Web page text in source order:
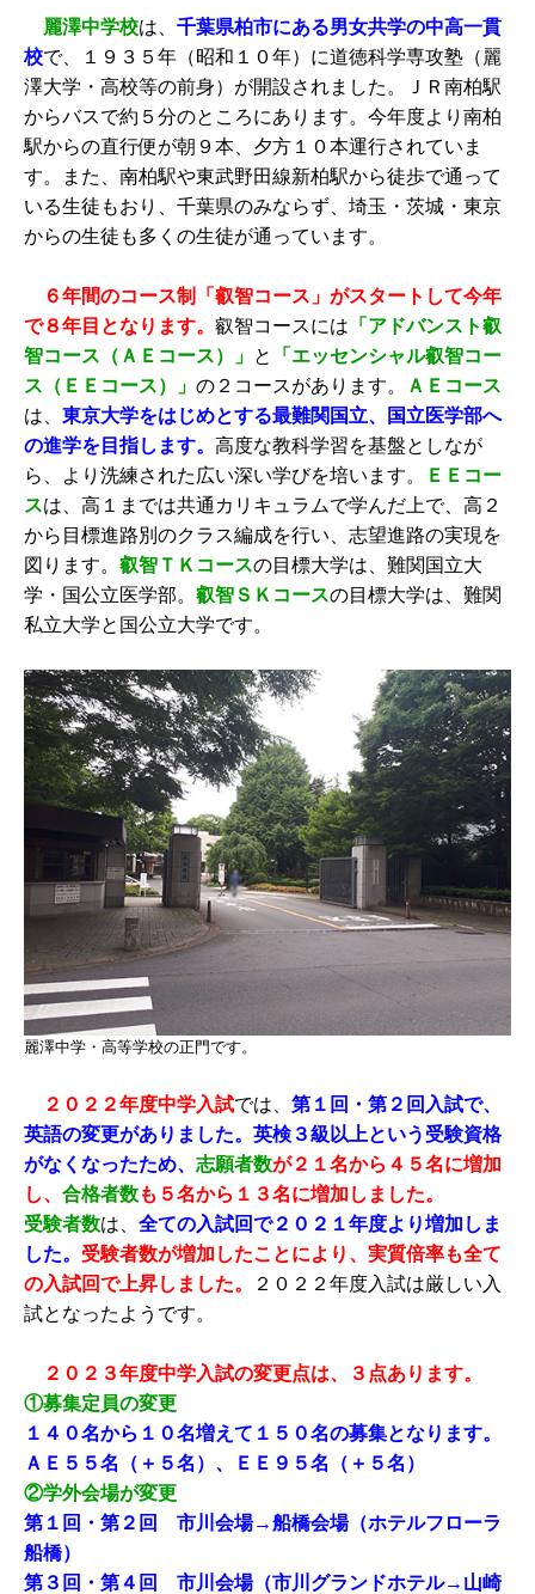
麗澤中学校は、 千葉県柏市にある男女共学の中高一貫
校で、１９３５年（昭和１０年）に道徳科学専攻塾（麗
澤大学・高校等の前身）が開設されました。ＪＲ南柏駅
からバスで約５分のところにあります。今年度より南柏
駅からの直行便が朝９本、夕方１０本運行されていま
す。また、南柏駅や東武野田線新柏駅から徒歩で通って
いる生徒もおり、千葉県のみならず、埼玉・茨城・東京
からの生徒も多くの生徒が通っています。
６年間のコース制「叡智コース」がスタートして今年
で８年目となります。 叡智コースには 「アドバンスト叡
智コース（ＡＥコース）」 と
「エッセンシャル叡智コー
ス（ＥＥコース）」 の２コースがあります。
ＡＥコース
は、 東京大学をはじめとする最難関国立、国立医学部へ
の進学を目指します。 高度な教科学習を基盤としなが
ら、より洗練された広い深い学びを培います。
ＥＥコー
スは、高１までは共通カリキュラムで学んだ上で、高２
から目標進路別のクラス編成を行い、志望進路の実現を
図ります。 叡智ＴＫコースの目標大学は、難関国立大
学・国公立医学部。 叡智ＳＫコースの目標大学は、難関
私立大学と国公立大学です。
麗澤中学・高等学校の正門です。
２０２２年度中学入試では、 第１回・第２回入試で、
英語の変更がありました。 英検３級以上という受験資格
がなくなったため、 志願者数が２１名から４５名に増加
し、 合格者数も５名から１３名に増加しました。
受験者数は、 全ての入試回で２０２１年度より増加しま
した。 受験者数が増加したことにより、実質倍率も全て
の入試回で上昇しました。
２０２２年度入試は厳しい入
試となったようです。
２０２３年度中学入試の変更点は、３点あります。
①募集定員の変更
１４０名から１０名増えて１５０名の募集となります。
ＡＥ５５名（＋５名）、ＥＥ９５名（＋５名）
②学外会場が変更
第１回・第２回 市川会場→船橋会場（ホテルフローラ
船橋）
第３回・第４回 市川会場（市川グランドホテル→山崎